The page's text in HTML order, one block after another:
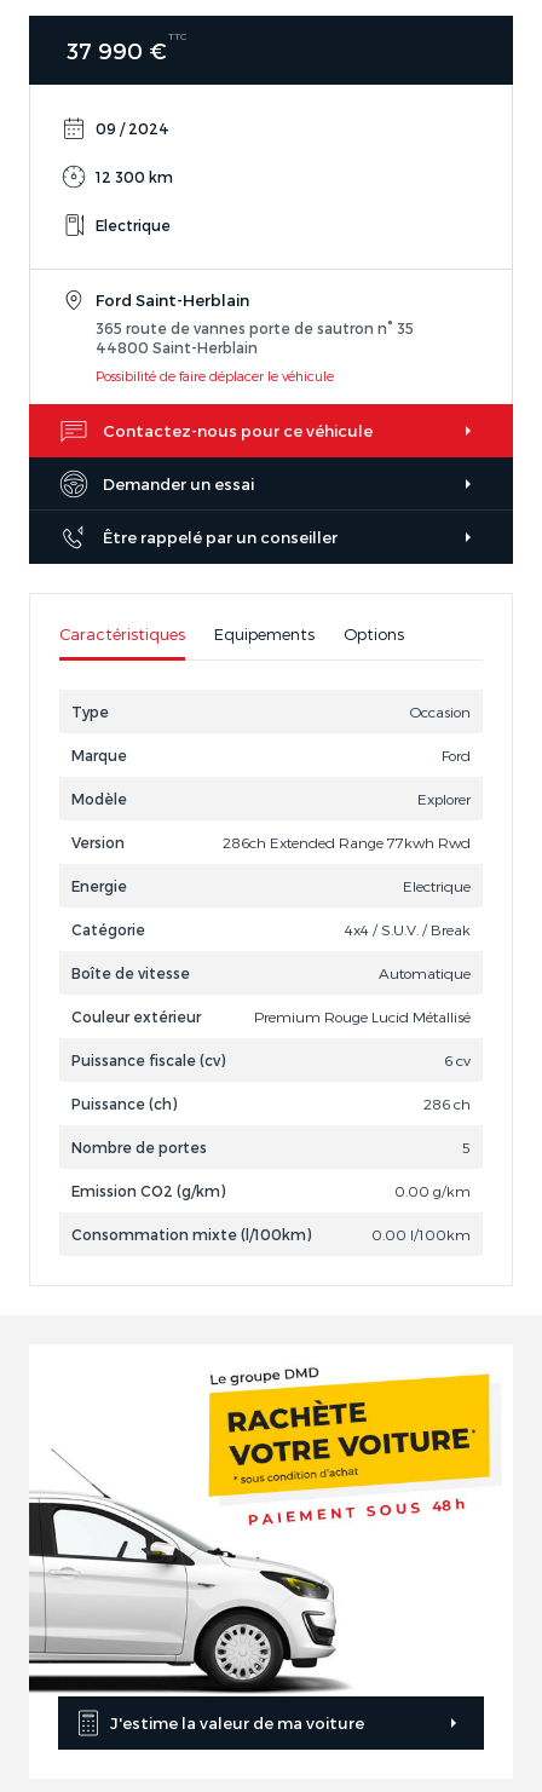
37 990 €
TTC
09 / 2024
12 300 km
Electrique
Ford Saint-Herblain
365 route de vannes porte de sautron n° 35
44800 Saint-Herblain
Possibilité de faire déplacer le véhicule
Contactez-nous pour ce véhicule
Demander un essai
Être rappelé par un conseiller
Caractéristiques Equipements Options
Type Occasion
Marque Ford
Modèle Explorer
Version 286ch Extended Range 77kwh Rwd
Energie Electrique
Catégorie 4x4 / S.U.V. / Break
Boîte de vitesse Automatique
Couleur extérieur Premium Rouge Lucid Métallisé
Puissance fiscale (cv) 6 cv
Puissance (ch) 286 ch
Nombre de portes 5
Emission CO2 (g/km) 0.00 g/km
Consommation mixte (l/100km) 0.00 l/100km
J'estime la valeur de ma voiture